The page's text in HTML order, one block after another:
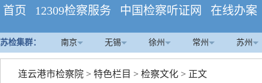
首页 12309检察服务 中国检察听证网 在线办案
苏检集群： 南京 无锡 徐州 常州 苏州
连云港市检察院 > 特色栏目 > 检察文化 > 正文